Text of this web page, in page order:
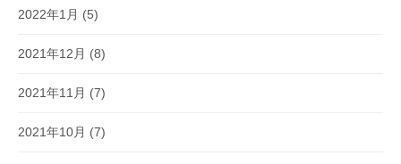
2022年1月 (5)
2021年12月 (8)
2021年11月 (7)
2021年10月 (7)